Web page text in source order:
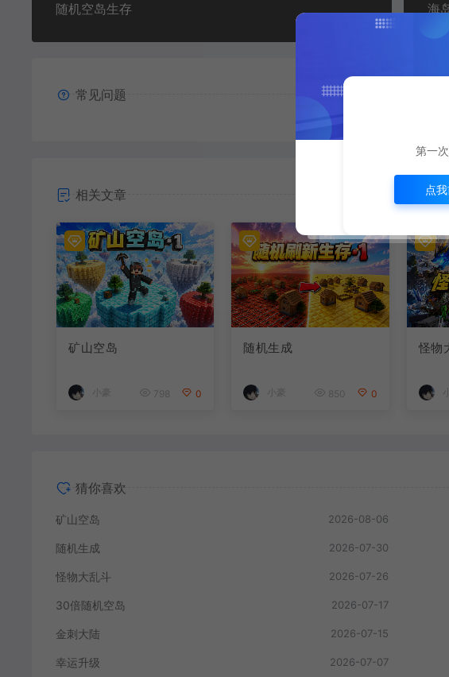
随机空岛生存
海
常见问题
相关文章
矿山空岛
小豪 798 0
随机生成
小豪 850 0
怪物
猜你喜欢
矿山空岛 2026-08-06
随机生成 2026-07-30
怪物大乱斗 2026-07-26
30倍随机空岛 2026-07-17
金刺大陆 2026-07-15
幸运升级 2026-07-07
第一
点